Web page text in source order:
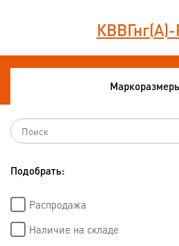
КВВГнг(А)-
Подобрать:
Распродажа
Наличие на складе